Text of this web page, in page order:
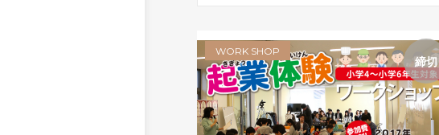
締切
WORK SHOP